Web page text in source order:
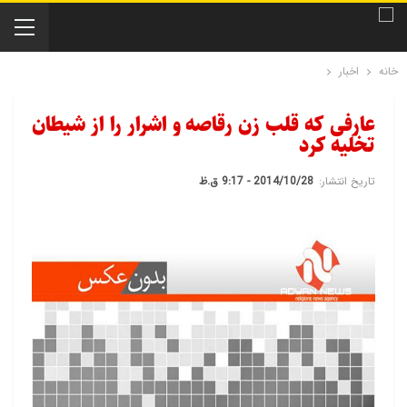
خانه اخبار
عارفی كه قلب زن رقاصه و اشرار را از شیطان
تخلیه کرد
تاریخ انتشار: 2014/10/28 - 9:17 ق.ظ